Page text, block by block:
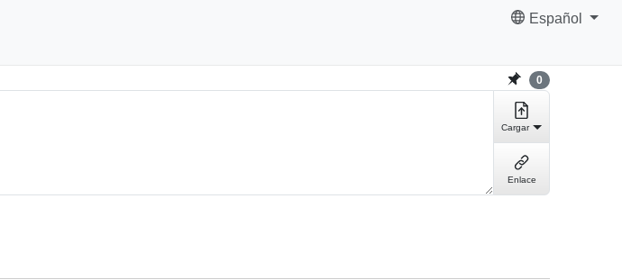
Español
0
Cargar
Enlace